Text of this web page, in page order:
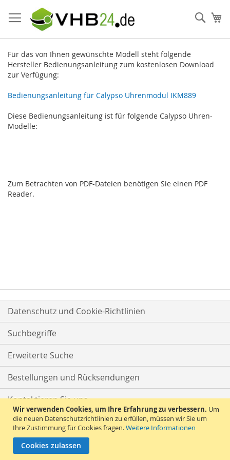
Wir verwenden Cookies, um Ihre Erfahrung zu verbessern. Um
die neuen Datenschutzrichtlinien zu erfüllen, müssen wir Sie um
Ihre Zustimmung für Cookies fragen.Weitere Informationen
Cookies zulassen
zum
Inhalt
Für das von Ihnen gewünschte Modell steht folgende
Hersteller Bedienungsanleitung zum kostenlosen Download
zur Verfügung:
Bedienungsanleitung für Calypso Uhrenmodul IKM889
Diese Bedienungsanleitung ist für folgende Calypso Uhren-
Modelle:
Zum Betrachten von PDF-Dateien benötigen Sie einen PDF
Reader.
Datenschutz und Cookie-Richtlinien
Suchbegriffe
Erweiterte Suche
Bestellungen und Rücksendungen
Kontaktieren Sie uns
© 2026 Versandhandel Bigo-Ta